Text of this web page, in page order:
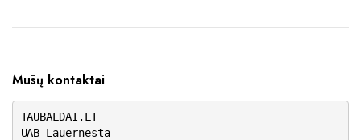
Mūsų kontaktai
TAUBALDAI.LT
UAB Lauernesta